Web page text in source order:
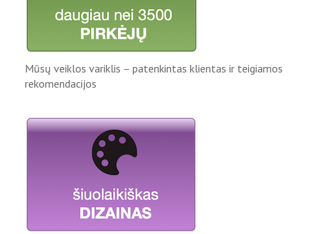
Mūsų veiklos variklis – patenkintas klientas ir teigiamos
rekomendacijos